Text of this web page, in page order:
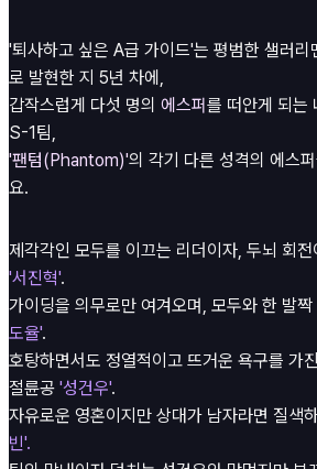
'퇴사하고 싶은 A급 가이드'는 평범한 샐러리
로 발현한 지 5년 차에,
갑작스럽게 다섯 명의 에스퍼를 떠안게 되는
S-1팀,
'팬텀(Phantom)'의 각기 다른 성격의 에스
요.
제각각인 모두를 이끄는 리더이자, 두뇌 회
'서진혁'.
가이딩을 의무로만 여겨오며, 모두와 한 발
도율'.
호탕하면서도 정열적이고 뜨거운 욕구를 가
절륜공 '성건우'.
자유로운 영혼이지만 상대가 남자라면 질색
빈'.